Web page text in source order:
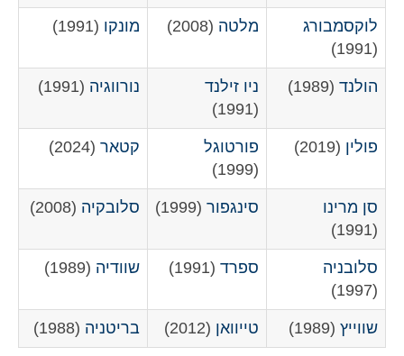
לוקסמבורג
(1991)
מלטה (2008) מונקו (1991)
הולנד (1989)
ניו זילנד
(1991)
נורווגיה (1991)
פולין (2019)
פורטוגל
(1999)
קטאר (2024)
סן מרינו
(1991)
סינגפור (1999) סלובקיה (2008)
סלובניה
(1997)
ספרד (1991) שוודיה (1989)
שווייץ (1989) טייוואן (2012) בריטניה (1988)